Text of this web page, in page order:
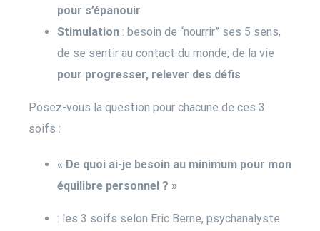
pour s’épanouir
Stimulation : besoin de “nourrir” ses 5 sens,
de se sentir au contact du monde, de la vie
pour progresser, relever des défis
Posez-vous la question pour chacune de ces 3
soifs :
« De quoi ai-je besoin au minimum pour mon
équilibre personnel ? »
: les 3 soifs selon Eric Berne, psychanalyste